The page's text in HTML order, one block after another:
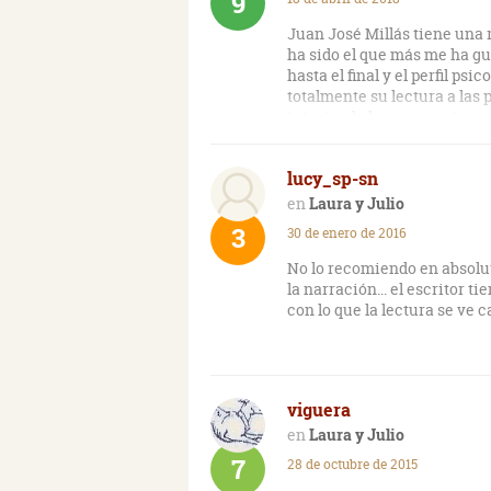
están presentes son
En cuanto a la historia,
vulgares. Un matrimonio
relación con su vecino
coma, el matrimonio sufre
vivir al piso de Manuel, de
en su propia vida y en la de
ocultos, o tramas
o críticas hacia algo. Es
En resumen, Laura y
pretende ser más reflexiva
reiterativas y unos
olvidaros de que, siquiera,
Juan José Millás tiene una
ha sido el que más me ha
hasta el final y el perfil
totalmente su lectura a las
lucy_sp-sn
Laura y Julio
3 30 de enero de 2016
No lo recomiendo en
la narración... el escritor
con lo que la lectura se ve
viguera
Laura y Julio
7 28 de octubre de 2015